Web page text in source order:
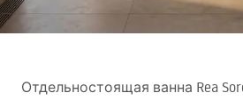
Отдельностоящая ванна Rea